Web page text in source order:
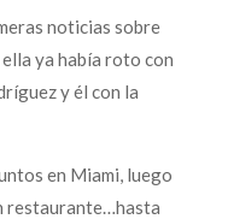
noticias sobre
ya había roto con
y él con la
en Miami, luego
restaurante…hasta